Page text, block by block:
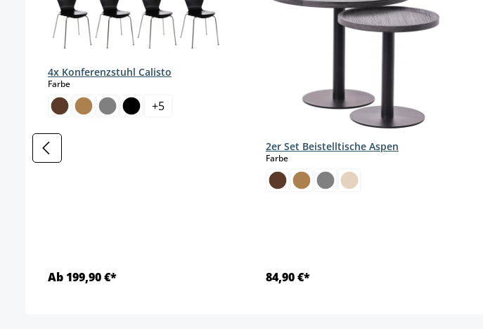
4x Konferenzstuhl Calisto
Farbeauswählen
+5
Ab 199,90 €*
2er Set Beistelltische Aspen
Farbeauswählen
84,90 €*